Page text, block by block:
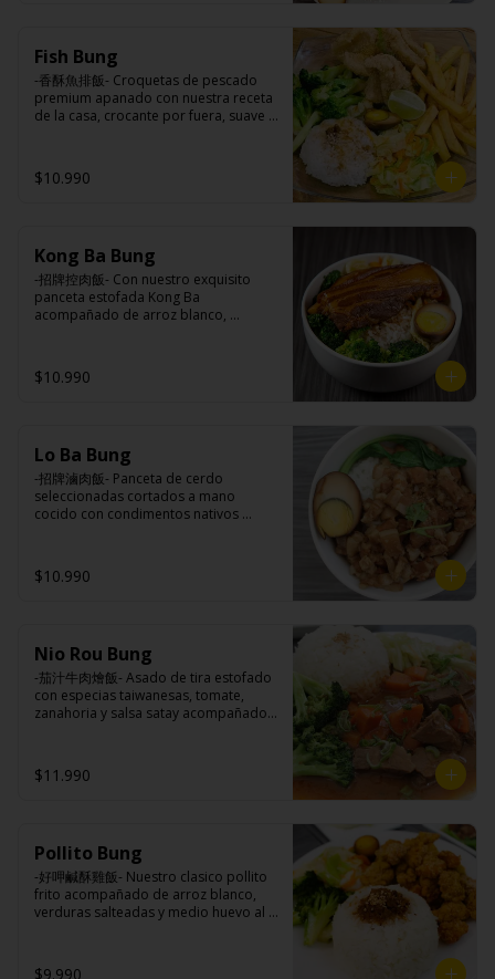
harina de tapioca, ají, pimienta,
extracto de cerdo, extracto de papaya,
salsa de soya, soya, pimienta sal
(pimienta, sal, ajo, cebollín, azúcar).
Acompañamientos: Arroz, repollo,
zanahoria, ajo, sal, extracto de
huevo, jengibre, cebollín, salsa de
soya, ajo, agua, azúcar, mix de hierbas
(canela, anís, pimienta y comino), mirin
(azúcar, arroz, agua, alcohol).
Fish Bung
-香酥魚排飯- Croquetas de pescado
premium apanado con nuestra receta
de la casa, crocante por fuera, suave y
salteadas y medio huevo estilo Taiwán.
Principal: Pangasius, harina de tapioca,
pimienta sal (pimienta, sal, ajo,
cebollín, azúcar), limón sutil.
Acompañamientos: Arroz, repollo,
brocoli (o choclo con pepino en su
champiñón taiwanes, extracto de apio,
soya, ajo, agua, azúcar, mix de hierbas
(canela, anís, pimienta y comino), mirin
(azúcar, arroz, agua, alcohol).
$10.990
Kong Ba Bung
-招牌控肉飯- Con nuestro exquisito
panceta estofada Kong Ba
acompañado de arroz blanco,
jengibre, ajo, anís, agua, azúcar y salsa
de soya.
Acompañamientos: Arroz, repollo,
brocoli (o choclo con pepino en su
extracto de repollo, poroto de soya,
(canela, anís, pimienta y comino), mirin
(azúcar, arroz, agua, alcohol).
$10.990
Lo Ba Bung
-招牌滷肉飯- Panceta de cerdo
seleccionadas cortados a mano
cocido con condimentos nativos
medio huevo al estilo Taiwán.
Principal: Panceta de cerdo, cebolla
morada picada, ajo, cebolla frita, salsa
de soya, azúcar, azúcar morena, miel y
condimento 5 sabores (naranja,
canela, anís, pimienta y comino).
reemplazo, consultar disponibilidad),
comino, paprika, pimienta, azúcar,
huevo, jengibre, cebollín, salsa de
soya, ajo, agua, azúcar, mix de hierbas
(canela, anís, pimienta y comino), mirin
(azúcar, arroz, agua, alcohol).
$10.990
Nio Rou Bung
-茄汁牛肉燴飯- Asado de tira estofado
con especias taiwanesas, tomate,
zanahoria y salsa satay acompañados
cebollín, jengibre, zanahoria, tomate,
salsa de poroto (agua, poroto de
soya, trigo, azúcar, sal), salsa de soya,
azúcar, salsa satay (aceite de soya,
pescado seco, jengibre, trigo, sésamo,
$11.990
Pollito Bung
-好呷鹹酥雞飯- Nuestro clasico pollito
frito acompañado de arroz blanco,
verduras salteadas y medio huevo al
$9.990